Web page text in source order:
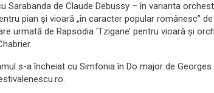
Sarabanda de Claude Debussy – în varianta
pian și vioară „în caracter popular românesc” de
urmată de Rapsodia ‘Tzigane’ pentru vioară și
s-a încheiat cu Simfonia în Do major de Georges